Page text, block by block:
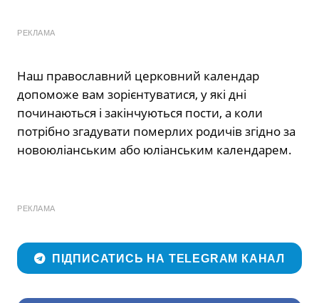
РЕКЛАМА
Наш православний церковний календар
допоможе вам зорієнтуватися, у які дні
починаються і закінчуються пости, а коли
потрібно згадувати померлих родичів згідно за
новоюліанським або юліанським календарем.
РЕКЛАМА
ПІДПИСАТИСЬ НА TELEGRAM КАНАЛ